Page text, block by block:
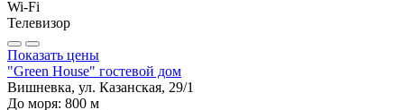
Wi-Fi
Телевизор
Показать цены
"Green House" гостевой дом
Вишневка, ул. Казанская, 29/1
До моря: 800 м